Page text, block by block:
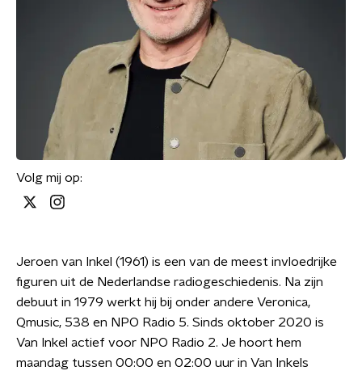
Volg mij op:
Jeroen van Inkel (1961) is een van de meest invloedrijke
figuren uit de Nederlandse radiogeschiedenis. Na zijn
debuut in 1979 werkt hij bij onder andere Veronica,
Qmusic, 538 en NPO Radio 5. Sinds oktober 2020 is
Van Inkel actief voor NPO Radio 2. Je hoort hem
maandag tussen 00:00 en 02:00 uur in Van Inkels